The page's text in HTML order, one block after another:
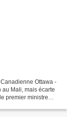
Ottawa -
Mali, mais écarte
premier ministre